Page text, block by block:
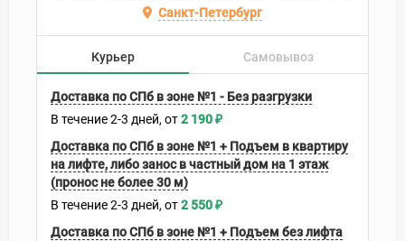
Санкт-Петербург
Курьер Самовывоз
Доставка по СПб в зоне №1 - Без разгрузки
В течение2-3 дней 2 190₽
Доставка по СПб в зоне №1 + Подъем в квартиру
на лифте, либо занос в частный дом на 1 этаж
(пронос не более 30 м)
В течение2-3 дней 2 550₽
Доставка по СПб в зоне №1 + Подъем без лифта